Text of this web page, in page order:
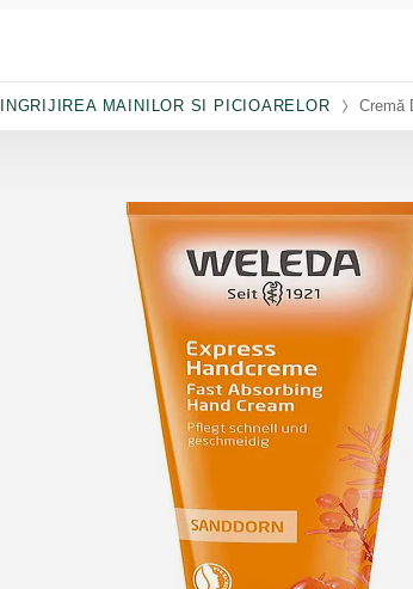
INGRIJIREA MAINILOR SI PICIOARELOR Cremă